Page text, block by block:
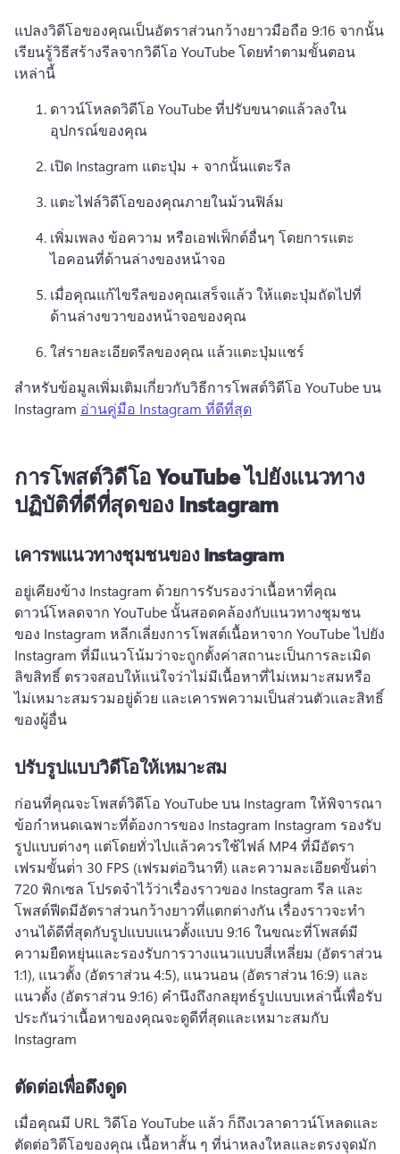
แปลงวิดีโอของคุณเป็นอัตราส่วนกว้างยาวมือถือ 9:16 จากนั้น
เรียนรู้วิธีสร้างรีลจากวิดีโอ YouTube โดยทําตามขั้นตอน
เหล่านี้
ดาวน์โหลดวิดีโอ YouTube ที่ปรับขนาดแล้วลงใน
อุปกรณ์ของคุณ
เปิด Instagram แตะปุ่ม + จากนั้นแตะรีล
แตะไฟล์วิดีโอของคุณภายในม้วนฟิล์ม
เพิ่มเพลง ข้อความ หรือเอฟเฟ็กต์อื่นๆ โดยการแตะ
ไอคอนที่ด้านล่างของหน้าจอ
เมื่อคุณแก้ไขรีลของคุณเสร็จแล้ว ให้แตะปุ่มถัดไปที่
ด้านล่างขวาของหน้าจอของคุณ
ใส่รายละเอียดรีลของคุณ แล้วแตะปุ่มแชร์
สําหรับข้อมูลเพิ่มเติมเกี่ยวกับวิธีการโพสต์วิดีโอ YouTube บน
Instagram อ่านคู่มือ Instagram ที่ดีที่สุด
การโพสต์วิดีโอ YouTube ไปยังแนวทาง
ปฏิบัติที่ดีที่สุดของ Instagram
เคารพแนวทางชุมชนของ Instagram
อยู่เคียงข้าง Instagram ด้วยการรับรองว่าเนื้อหาที่คุณ
ดาวน์โหลดจาก YouTube นั้นสอดคล้องกับแนวทางชุมชน
ของ Instagram หลีกเลี่ยงการโพสต์เนื้อหาจาก YouTube ไปยัง
Instagram ที่มีแนวโน้มว่าจะถูกตั้งค่าสถานะเป็นการละเมิด
ลิขสิทธิ์ ตรวจสอบให้แน่ใจว่าไม่มีเนื้อหาที่ไม่เหมาะสมหรือ
ไม่เหมาะสมรวมอยู่ด้วย และเคารพความเป็นส่วนตัวและสิทธิ์
ของผู้อื่น
ปรับรูปแบบวิดีโอให้เหมาะสม
ก่อนที่คุณจะโพสต์วิดีโอ YouTube บน Instagram ให้พิจารณา
ข้อกําหนดเฉพาะที่ต้องการของ Instagram Instagram รองรับ
รูปแบบต่างๆ แต่โดยทั่วไปแล้วควรใช้ไฟล์ MP4 ที่มีอัตรา
เฟรมขั้นต่ํา 30 FPS (เฟรมต่อวินาที) และความละเอียดขั้นต่ํา
720 พิกเซล โปรดจําไว้ว่าเรื่องราวของ Instagram รีล และ
โพสต์ฟีดมีอัตราส่วนกว้างยาวที่แตกต่างกัน เรื่องราวจะทํา
งานได้ดีที่สุดกับรูปแบบแนวตั้งแบบ 9:16 ในขณะที่โพสต์มี
ความยืดหยุ่นและรองรับการวางแนวแบบสี่เหลี่ยม (อัตราส่วน
1:1), แนวตั้ง (อัตราส่วน 4:5), แนวนอน (อัตราส่วน 16:9) และ
แนวตั้ง (อัตราส่วน 9:16) คำนึงถึงกลยุทธ์รูปแบบเหล่านี้เพื่อรับ
ประกันว่าเนื้อหาของคุณจะดูดีที่สุดและเหมาะสมกับ
Instagram
ตัดต่อเพื่อดึงดูด
เมื่อคุณมี URL วิดีโอ YouTube แล้ว ก็ถึงเวลาดาวน์โหลดและ
ตัดต่อวิดีโอของคุณ เนื้อหาสั้น ๆ ที่น่าหลงใหลและตรงจุดมัก